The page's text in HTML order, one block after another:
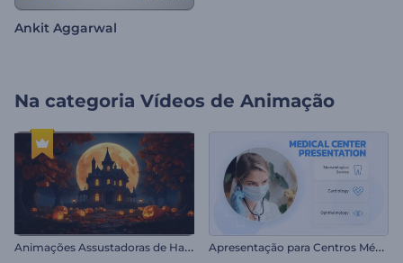
Ankit Aggarwal
Na categoria Vídeos de Animação
A
nimações Assustadoras de Halloween A
presentação para Centros Médicos